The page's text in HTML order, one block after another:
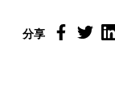
分享